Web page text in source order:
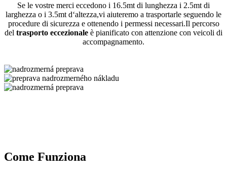
Se le vostre merci eccedono i 16.5mt di lunghezza i 2.5mt di
larghezza o i 3.5mt d‘altezza,vi aiuteremo a trasportarle seguendo le
procedure di sicurezza e ottenendo i permessi necessari.Il percorso
del trasporto eccezionale è pianificato con attenzione con veicoli di
accompagnamento.
Come Funziona